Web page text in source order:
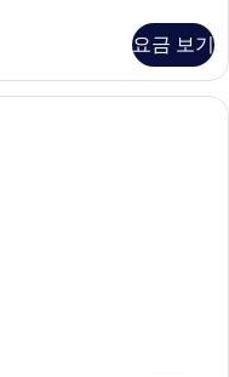
요금 보기